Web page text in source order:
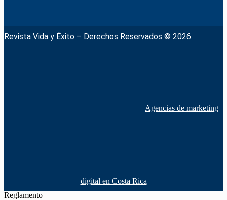
Revista Vida y Éxito – Derechos Reservados © 2026
Agencias de marketing
digital en Costa Rica
Reglamento